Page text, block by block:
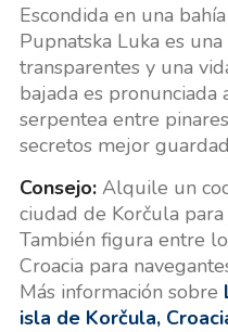
Escondida en una
Pupnatska Luka es
transparentes y una
bajada es
serpentea entre
secretos mejor
Consejo:Alquile un
ciudad de Korčula
También figura entre
Croacia para
Más información sobre
isla de Korčula,